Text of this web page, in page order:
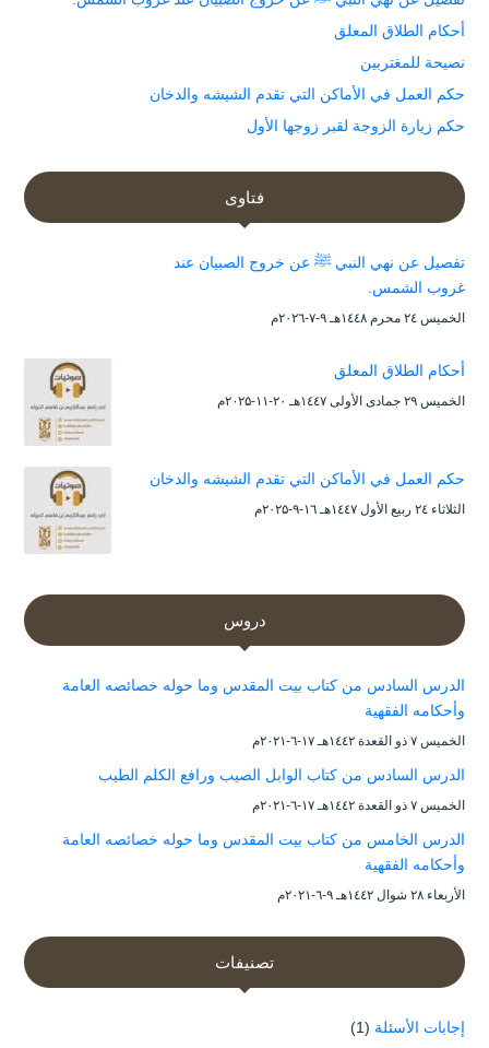
أحكام الطلاق المعلق
نصيحة للمغتربين
حكم العمل في الأماكن التي تقدم الشيشه والدخان
حكم زيارة الزوجة لقبر زوجها الأول
فتاوى
تفصيل عن نهي النبي ﷺ عن خروج الصبيان عند
غروب الشمس.
الخميس ۲٤ محرم ۱٤٤۸هـ ۹-۷-۲۰۲٦م
أحكام الطلاق المعلق
الخميس ۲۹ جمادى الأولى ۱٤٤۷هـ ۲۰-۱۱-۲۰۲۵م
حكم العمل في الأماكن التي تقدم الشيشه والدخان
الثلاثاء ۲٤ ربيع الأول ۱٤٤۷هـ ۱٦-۹-۲۰۲۵م
دروس
الدرس السادس من كتاب بيت المقدس وما حوله خصائصه العامة
وأحكامه الفقهية
الخميس ۷ ذو القعدة ۱٤٤۲هـ ۱۷-٦-۲۰۲۱م
الدرس السادس من كتاب الوابل الصيب ورافع الكلم الطيب
الخميس ۷ ذو القعدة ۱٤٤۲هـ ۱۷-٦-۲۰۲۱م
الدرس الخامس من كتاب بيت المقدس وما حوله خصائصه العامة
وأحكامه الفقهية
الأربعاء ۲۸ شوال ۱٤٤۲هـ ۹-٦-۲۰۲۱م
تصنيفات
إجابات الأسئلة (1)